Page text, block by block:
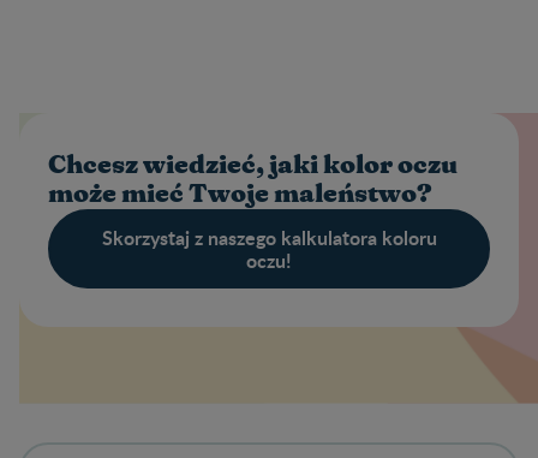
Chcesz wiedzieć, jaki kolor oczu
może mieć Twoje maleństwo?
Skorzystaj z naszego kalkulatora koloru
oczu!